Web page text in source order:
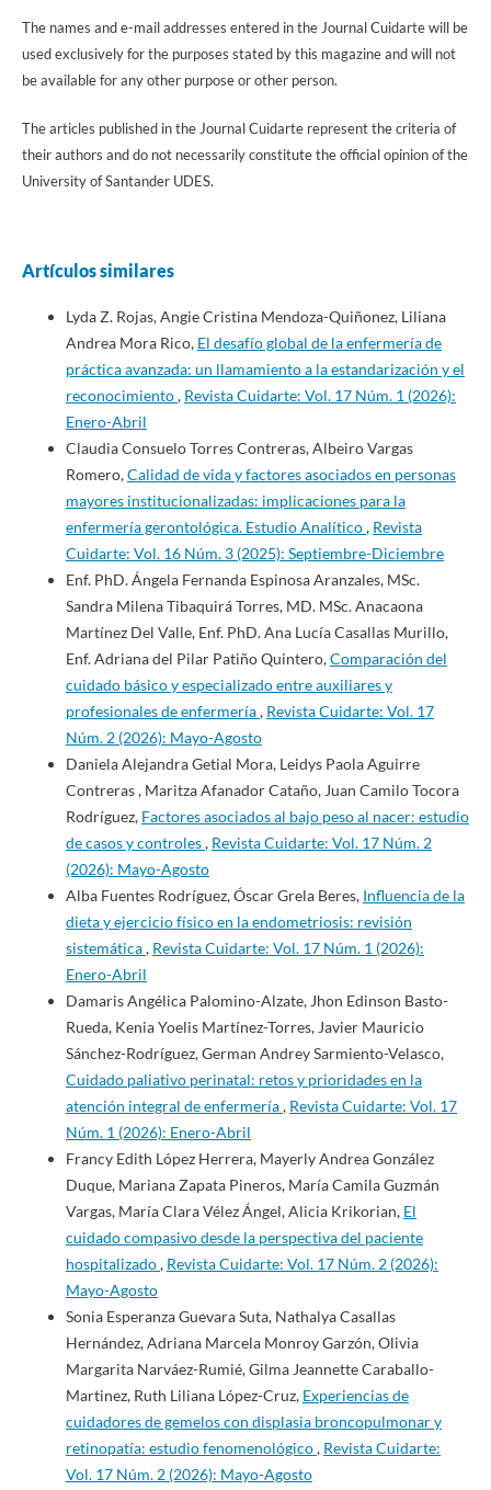
The names and e-mail addresses entered in the Journal Cuidarte will be
used exclusively for the purposes stated by this magazine and will not
be available for any other purpose or other person.
The articles published in the Journal Cuidarte represent the criteria of
their authors and do not necessarily constitute the official opinion of the
University of Santander UDES.
Artículos similares
Lyda Z. Rojas, Angie Cristina Mendoza-Quiñonez, Liliana
Andrea Mora Rico, El desafío global de la enfermería de
práctica avanzada: un llamamiento a la estandarización y el
reconocimiento, Revista Cuidarte: Vol. 17 Núm. 1 (2026):
Enero-Abril
Claudia Consuelo Torres Contreras, Albeiro Vargas
Romero,Calidad de vida y factores asociados en personas
mayores institucionalizadas: implicaciones para la
enfermería gerontológica. Estudio Analítico, Revista
Cuidarte: Vol. 16 Núm. 3 (2025): Septiembre-Diciembre
Enf. PhD. Ángela Fernanda Espinosa Aranzales, MSc.
Sandra Milena Tibaquirá Torres, MD. MSc. Anacaona
Martínez Del Valle, Enf. PhD. Ana Lucía Casallas Murillo,
Enf. Adriana del Pilar Patiño Quintero,Comparación del
cuidado básico y especializado entre auxiliares y
profesionales de enfermería, Revista Cuidarte: Vol. 17
Núm. 2 (2026): Mayo-Agosto
Daniela Alejandra Getial Mora, Leidys Paola Aguirre
Contreras , Maritza Afanador Cataño, Juan Camilo Tocora
Rodríguez, Factores asociados al bajo peso al nacer: estudio
de casos y controles, Revista Cuidarte: Vol. 17 Núm. 2
(2026): Mayo-Agosto
Alba Fuentes Rodríguez, Óscar Grela Beres, Influencia de la
dieta y ejercicio físico en la endometriosis: revisión
sistemática, Revista Cuidarte: Vol. 17 Núm. 1 (2026):
Enero-Abril
Damaris Angélica Palomino-Alzate, Jhon Edinson Basto-
Rueda, Kenia Yoelis Martínez-Torres, Javier Mauricio
Sánchez-Rodríguez, German Andrey Sarmiento-Velasco,
Cuidado paliativo perinatal: retos y prioridades en la
atención integral de enfermería, Revista Cuidarte: Vol. 17
Núm. 1 (2026): Enero-Abril
Francy Edith López Herrera, Mayerly Andrea González
Duque, Mariana Zapata Pineros, María Camila Guzmán
Vargas, María Clara Vélez Ángel, Alicia Krikorian, El
cuidado compasivo desde la perspectiva del paciente
hospitalizado, Revista Cuidarte: Vol. 17 Núm. 2 (2026):
Mayo-Agosto
Sonia Esperanza Guevara Suta, Nathalya Casallas
Hernández, Adriana Marcela Monroy Garzón, Olivia
Margarita Narváez-Rumié, Gilma Jeannette Caraballo-
Martinez, Ruth Liliana López-Cruz, Experiencias de
cuidadores de gemelos con displasia broncopulmonar y
retinopatía: estudio fenomenológico, Revista Cuidarte:
Vol. 17 Núm. 2 (2026): Mayo-Agosto